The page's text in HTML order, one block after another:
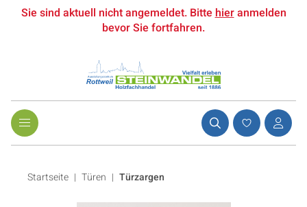
Sie sind aktuell nicht angemeldet. Bittehieranmelden
bevor Sie fortfahren.
Startseite Türen | Türzargen